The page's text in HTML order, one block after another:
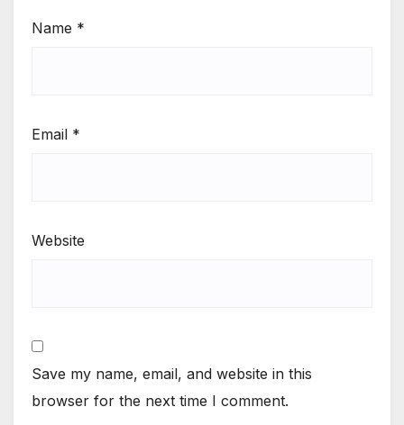
Name *
Email *
Website
Save my name, email, and website in this
browser for the next time I comment.